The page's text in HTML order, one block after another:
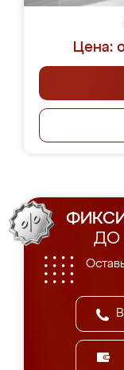
Цена:
ДО